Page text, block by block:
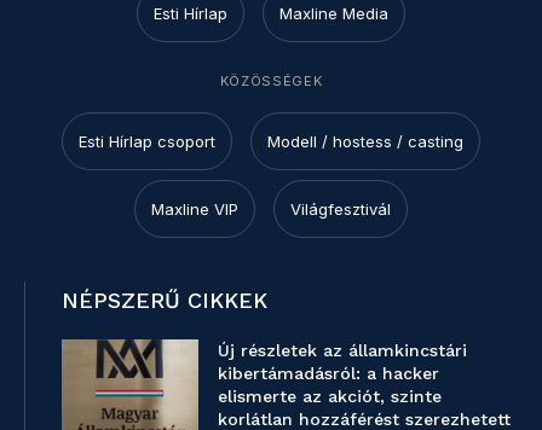
Esti Hírlap Maxline Media
KÖZÖSSÉGEK
Esti Hírlap csoport Modell / hostess / casting
Maxline VIP Világfesztivál
NÉPSZERŰ CIKKEK
Új részletek az államkincstári
kibertámadásról: a hacker
elismerte az akciót, szinte
korlátlan hozzáférést szerezhetett